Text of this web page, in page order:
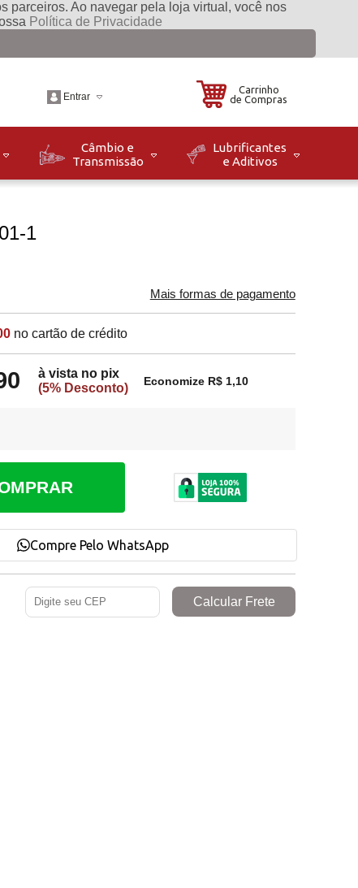
parceiros. Ao navegar pela loja virtual, você nos
Política de Privacidade
Sáb das 08h às
Entrar
Carrinho
de Compras
Câmbio e
Transmissão
Lubrificantes
e Aditivos
1
Mais formas de pagamento
no cartão de crédito
à vista no pix
(5% Desconto)
Economize R$ 1,10
Compre Pelo WhatsApp